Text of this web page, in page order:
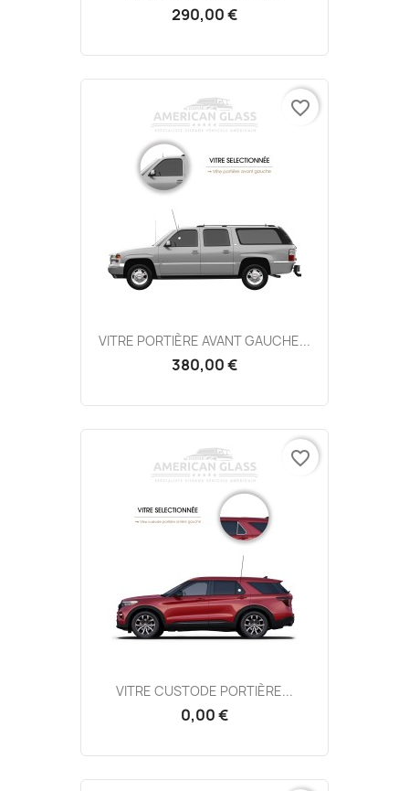
290,00 €
VITRE PORTIÈRE AVANT GAUCHE...
380,00 €
favorite_border
VITRE CUSTODE PORTIÈRE...
0,00 €
favorite_border